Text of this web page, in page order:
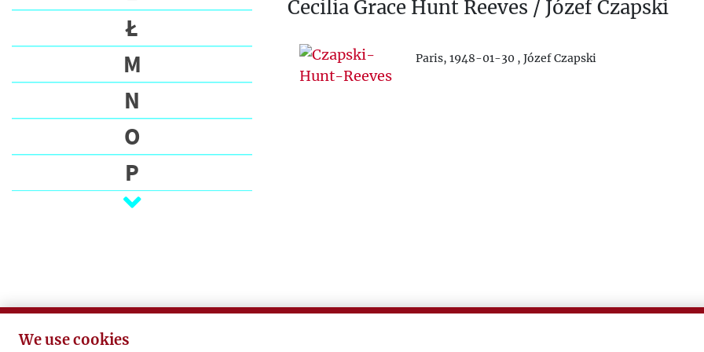
Ł
M
N
O
P
Q
Ś
Cecilia Grace Hunt Reeves / Józef Czapski
Paris, 1948-01-30 , Józef Czapski
We use cookies